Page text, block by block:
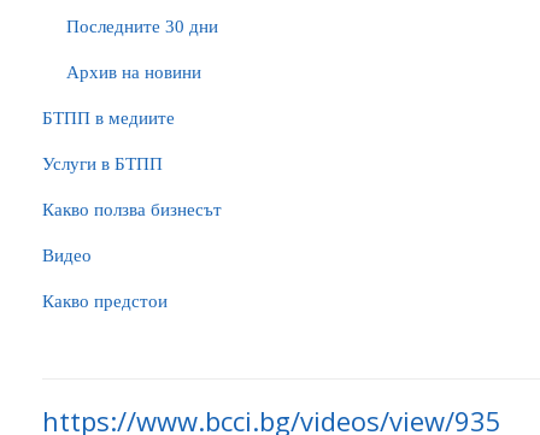
Последните 30 дни
Архив на новини
БTПП в медиите
Услуги в БТПП
Какво ползва бизнесът
Видео
Какво предстои
https://www.bcci.bg/videos/view/935